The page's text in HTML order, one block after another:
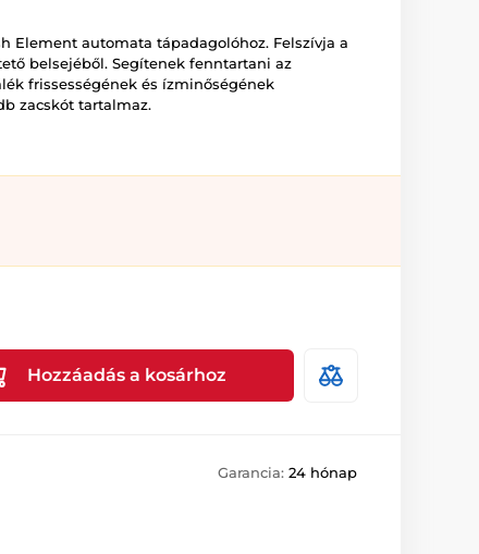
Element automata tápadagolóhoz. Felszívja a
belsejéből. Segítenek fenntartani az
frissességének és ízminőségének
zacskót tartalmaz.
Hozzáadás a kosárhoz
Garancia: 24 hónap